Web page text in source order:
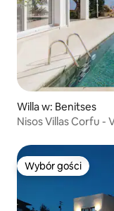
Willa w: Benitses
Nisos Villas Corfu -
Wybór gości
Wybór gości